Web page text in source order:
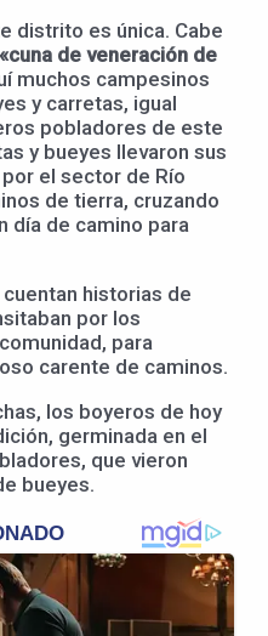
distrito es única. Cabe
de veneración de
muchos campesinos
y carretas, igual
pobladores de este
y bueyes llevaron sus
el sector de Río
de tierra, cruzando
día de camino para
historias de
por los
para
carente de caminos.
los boyeros de hoy
germinada en el
que vieron
bueyes.